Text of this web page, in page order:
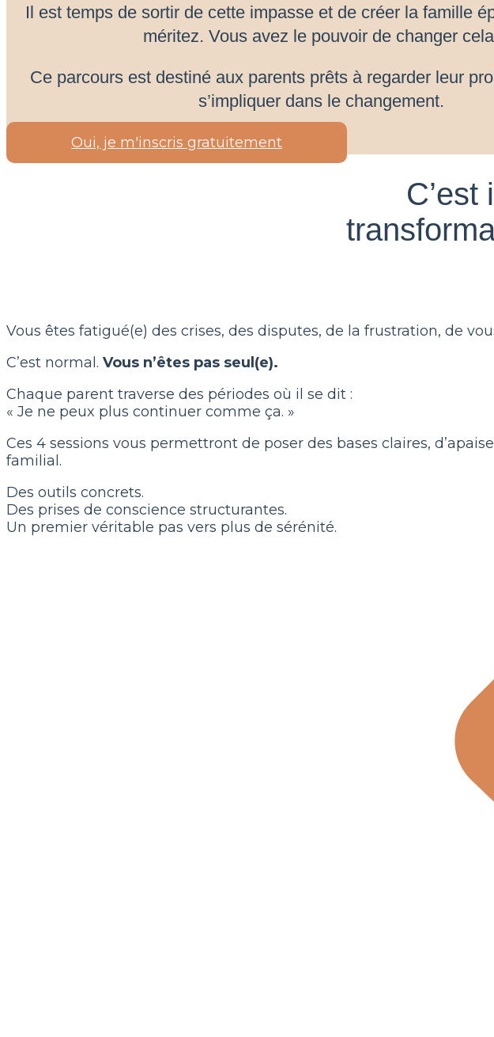
Il est temps de sortir de cette impasse et de créer la famille
méritez. Vous avez le pouvoir de changer
Ce parcours est destiné aux parents prêts à regarder leur
s’impliquer dans le changement.
Oui, je m'inscris gratuitement
C’est
Vous êtes fatigué(e) des crises, des disputes, de la frustration, de
C’est normal. Vous n’êtes pas seul(e).
Chaque parent traverse des périodes où il se dit :
« Je ne peux plus continuer comme ça. »
Ces 4 sessions vous permettront de poser des bases claires,
familial.
Des outils concrets.
Des prises de conscience structurantes.
Un premier véritable pas vers plus de sérénité.